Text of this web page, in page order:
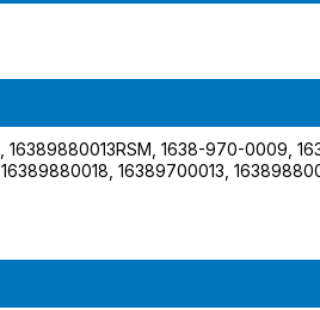
16389880013RSM 1638-970-0009
16389880018 16389700013